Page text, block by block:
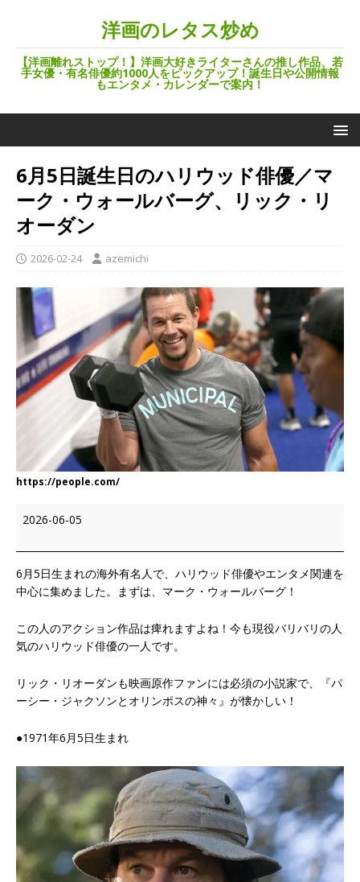
洋画のレタス炒め
【洋画離れストップ！】洋画大好きライターさんの推し作品、若
手女優・有名俳優約1000人をピックアップ！誕生日や公開情報
もエンタメ・カレンダーで案内！
6月5日誕生日のハリウッド俳優／マ
ーク・ウォールバーグ、リック・リ
オーダン
2026-02-24 azemichi
https://people.com/
2026-06-05
6月5日生まれの海外有名人で、ハリウッド俳優やエンタメ関連を
中心に集めました。まずは、マーク・ウォールバーグ！
この人のアクション作品は痺れますよね！今も現役バリバリの人
気のハリウッド俳優の一人です。
リック・リオーダンも映画原作ファンには必須の小説家で、『パ
ーシー・ジャクソンとオリンポスの神々』が懐かしい！
●1971年6月5日生まれ